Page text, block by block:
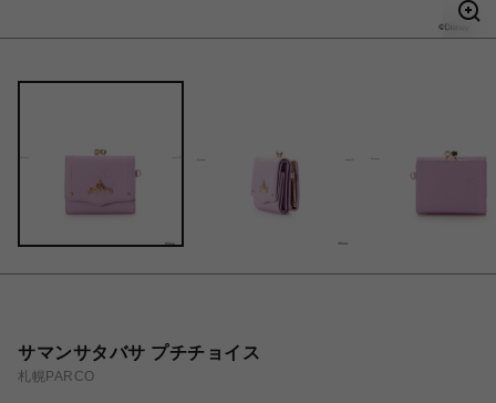
サマンサタバサ プチチョイス
札幌PARCO